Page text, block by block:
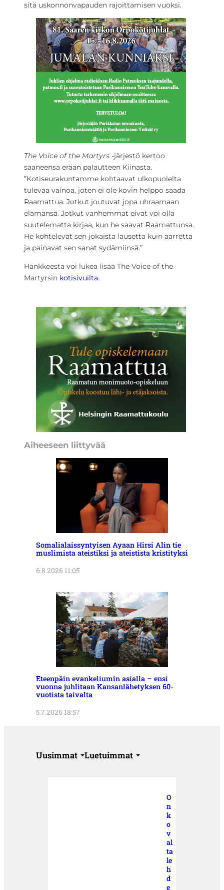
sitä uskonnonvapauden rajoittamisen vuoksi.
The Voice of the Martyrs -järjestö kertoo
saaneensa erään palautteen Kiinasta.
”Kotiseurakuntamme kohtaavat ulkopuolelta
tulevaa vainoa, joten ei ole kovin helppo saada
Raamattua. Jotkut joutuvat jopa uhraamaan
elämänsä. Jotkut vanhemmat eivät voi olla
suutelematta kirjaa, kun he saavat Raamattunsa.
He kohtelevat sen jokaista lausetta kuin aarretta
ja painavat sen sanat sydämiinsä.”
Hankkeesta voi lukea lisää The Voice of the
Martyrsin kotisivuilta.
Aiheeseen liittyvää
Somalialaissyntyisen Ayaan Hirsi Alin tie
muslimista ateistiksi ja ateistista kristityksi
6.8.2026 11:05
Eteenpäin evankeliumin asialla – ensi
vuonna juhlitaan Kansanlähetyksen 60-
vuotista taivalta
5.7.2026 18:57
Uusimmat Luetuimmat
O
n
k
o
v
al
ta
le
h
d
e